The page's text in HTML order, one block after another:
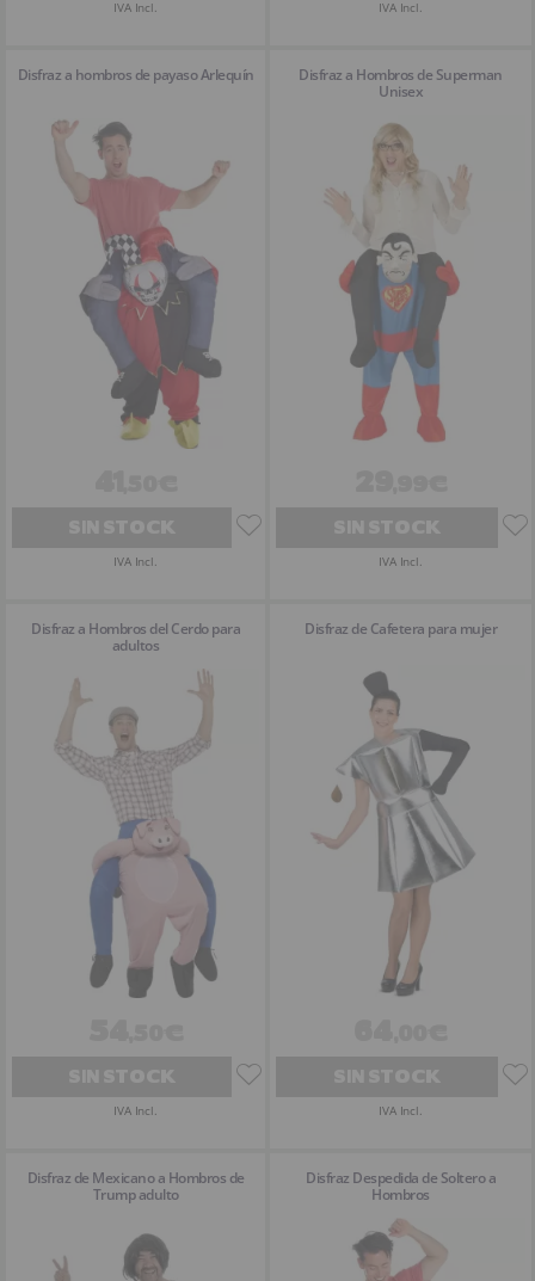
IVA Incl. IVA Incl.
Disfraz a hombros de payaso Arlequín
IVA Incl.
Disfraz a Hombros de Superman
Unisex
IVA Incl.
Disfraz a Hombros del Cerdo para
adultos
IVA Incl.
Disfraz de Cafetera para mujer
IVA Incl.
Disfraz de Mexicano a Hombros de
Trump adulto
Disfraz Despedida de Soltero a
Hombros